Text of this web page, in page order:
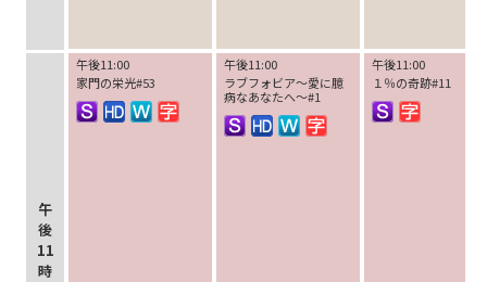
午
後
11
時
午後11:00
家門の栄光#53
午後11:00
ラブフォビア～愛に臆
病なあなたへ～#1
午後11:00
１％の奇跡#11